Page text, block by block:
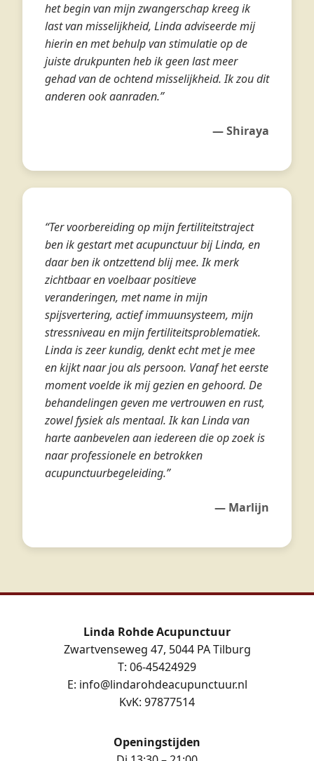
het begin van mijn zwangerschap kreeg ik
last van misselijkheid, Linda adviseerde mij
hierin en met behulp van stimulatie op de
juiste drukpunten heb ik geen last meer
gehad van de ochtend misselijkheid. Ik zou dit
anderen ook aanraden.”
— Shiraya
“Ter voorbereiding op mijn fertiliteitstraject
ben ik gestart met acupunctuur bij Linda, en
daar ben ik ontzettend blij mee. Ik merk
zichtbaar en voelbaar positieve
veranderingen, met name in mijn
spijsvertering, actief immuunsysteem, mijn
stressniveau en mijn fertiliteitsproblematiek.
Linda is zeer kundig, denkt echt met je mee
en kijkt naar jou als persoon. Vanaf het eerste
moment voelde ik mij gezien en gehoord. De
behandelingen geven me vertrouwen en rust,
zowel fysiek als mentaal. Ik kan Linda van
harte aanbevelen aan iedereen die op zoek is
naar professionele en betrokken
acupunctuurbegeleiding.”
— Marlijn
Linda Rohde Acupunctuur
Zwartvenseweg 47, 5044 PA Tilburg
T: 06-45424929
E: info@lindarohdeacupunctuur.nl
KvK: 97877514
Openingstijden